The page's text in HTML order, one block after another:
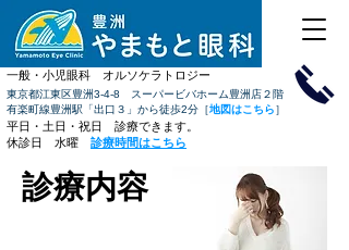
​一般・小児眼科 オルソケラトロジー
​東京都江東区豊洲3-4-8 スーパービバホーム豊洲店２階
有楽町線​豊洲駅「出口３」から徒歩2分［地図はこちら］
​平日・土日・祝日 診療できます。​​
休診日 水曜 診療時間はこちら
診療内容